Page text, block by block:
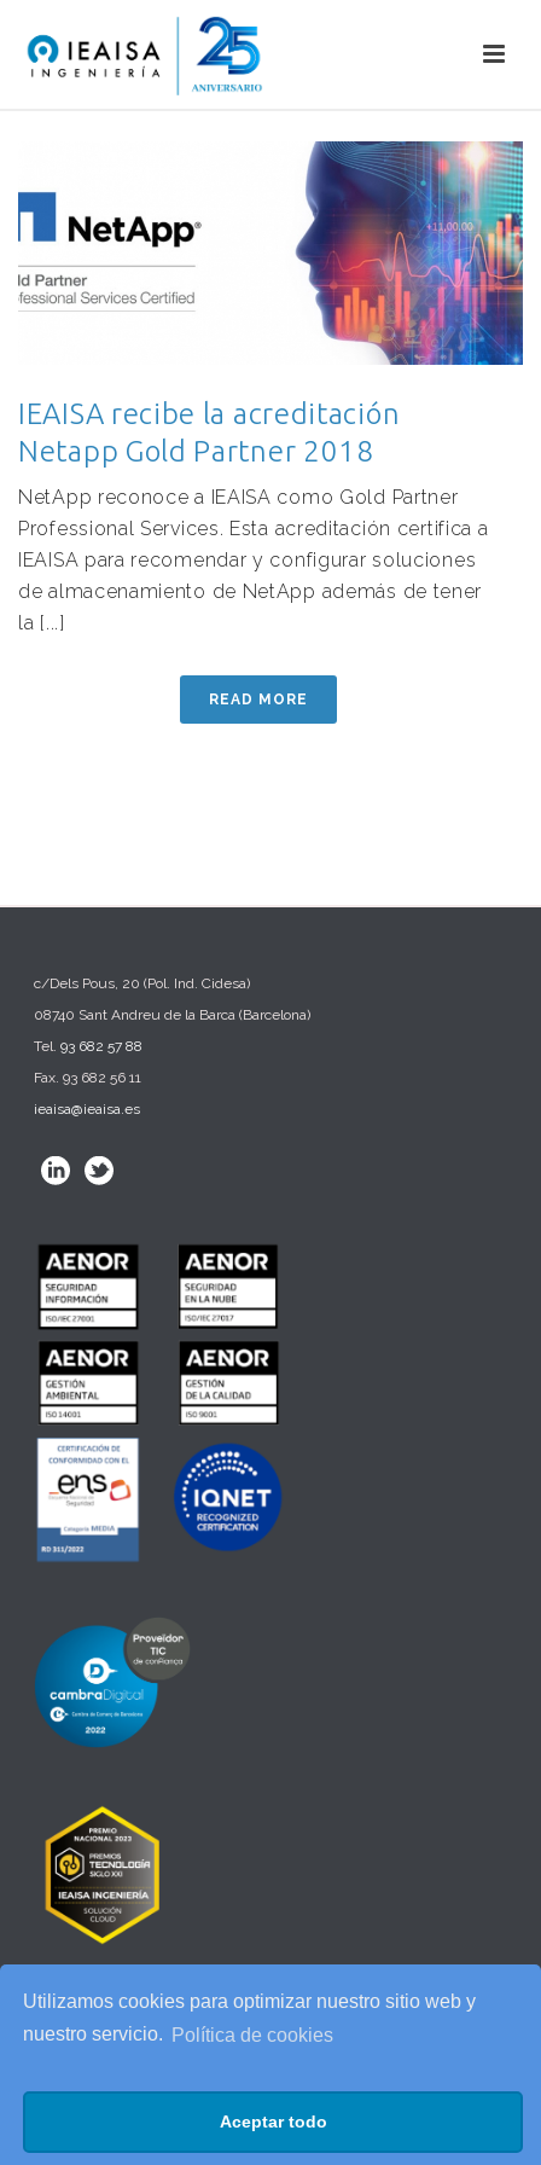
Utilizamos cookies para optimizar nuestro sitio web y
nuestro servicio.
Política de cookies
Aceptar todo
IEAISA recibe la acreditación
Netapp Gold Partner 2018
NetApp reconoce a IEAISA como Gold Partner
Professional Services. Esta acreditación certifica a
IEAISA para recomendar y configurar soluciones
de almacenamiento de NetApp además de tener
la [...]
READ MORE
c/Dels Pous, 20 (Pol. Ind. Cidesa)
08740 Sant Andreu de la Barca (Barcelona)
Tel.93 682 57 88
Fax. 93 682 56 11
ieaisa@ieaisa.es
IA de ESADE
25 años de IEAISA: una celebración para recordar
AI Act: qué cambia para tu empresa y cómo prepararte